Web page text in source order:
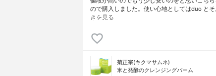
ので購入しました。使い心地としてはduo と
きを見る
菊正宗(キクマサムネ)
米と発酵のクレンジングバーム